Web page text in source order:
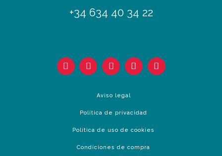
+34 634 40 34 22
Aviso legal
Política de privacidad
Política de uso de cookies
Condiciones de compra